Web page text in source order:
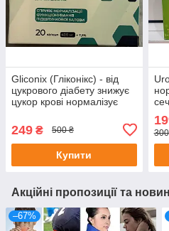
Gliconix (Гліконікс) - від
цукрового діабету знижує
цукор крові нормалізує
підшлункової залози, 20
капсул
249 ₴ 500 ₴
Купити
Акційні пропозиції та
–67%